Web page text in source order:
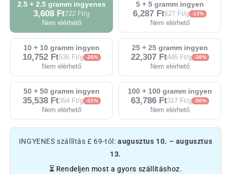
2.5 + 2.5 gramm ingyenes
3,608 Ft722 Ft/g
Nem elérhető
5 + 5 gramm ingyen
6,287 Ft627 Ft/g -13%
Nem elérhető
10 + 10 gramm ingyen
10,752 Ft536 Ft/g -26%
Nem elérhető
25 + 25 gramm ingyen
22,307 Ft445 Ft/g -38%
Nem elérhető
50 + 50 gramm ingyen
35,538 Ft354 Ft/g -51%
Nem elérhető
100 + 100 gramm ingyen
63,786 Ft317 Ft/g -56%
Nem elérhető
INGYENES szállítás £ 69-tól:augusztus 10. – augusztus
13.
⏳ Rendeljen most a gyors szállításhoz.